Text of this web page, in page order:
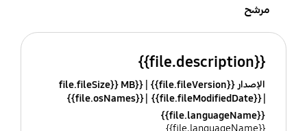
مرشح
{{file.description}}
الإصدار {{file.fileVersion}}
{{file.fileSize}} MB
{{file.fileModifiedDate}}
{{file.osNames}}
{{file.languageName}}
{{file.languageName}}